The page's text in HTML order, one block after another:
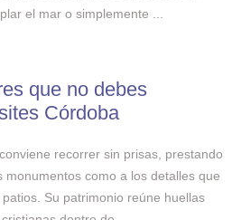
el mar o simplemente ...
que no debes
Córdoba
recorrer sin prisas, prestando
como a los detalles que
Su patrimonio reúne huellas